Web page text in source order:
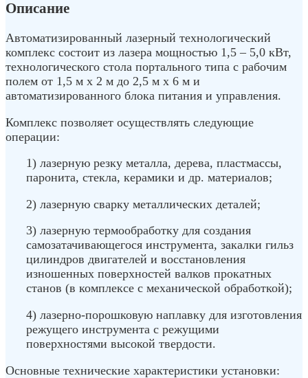
Описание
Автоматизированный лазерный технологический
комплекс состоит из лазера мощностью 1,5 – 5,0 кВт,
технологического стола портального типа с рабочим
полем от 1,5 м x 2 м до 2,5 м x 6 м и
автоматизированного блока питания и управления.
Комплекс позволяет осуществлять следующие
операции:
1) лазерную резку металла, дерева, пластмассы,
паронита, стекла, керамики и др. материалов;
2) лазерную сварку металлических деталей;
3) лазерную термообработку для создания
самозатачивающегося инструмента, закалки гильз
цилиндров двигателей и восстановления
изношенных поверхностей валков прокатных
станов (в комплексе с механической обработкой);
4) лазерно-порошковую наплавку для изготовления
режущего инструмента с режущими
поверхностями высокой твердости.
Основные технические характеристики установки: